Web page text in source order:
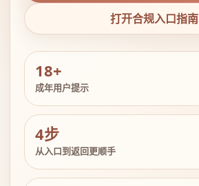
打开合规入口指南
18+
成年用户提示
4步
从入口到返回更顺手